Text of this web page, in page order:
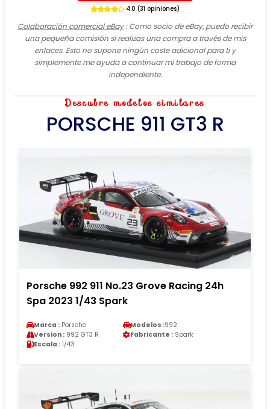
4.0 (31 opiniones)
Colaboración comercial eBay: Como socio de eBay, puedo recibir
una pequeña comisión si realizas una compra a través de mis
enlaces. Esto no supone ningún coste adicional para ti y
simplemente me ayuda a continuar mi trabajo de forma
independiente.
Descubre modelos similares
PORSCHE 911 GT3 R
Porsche 992 911 No.23 Grove Racing 24h
Spa 2023 1/43 Spark
Marca : Porsche Modelos :992
Version : 992 GT3 R Fabricante : Spark
Escala : 1/43